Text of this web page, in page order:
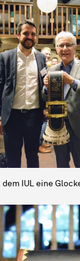
IUL eine